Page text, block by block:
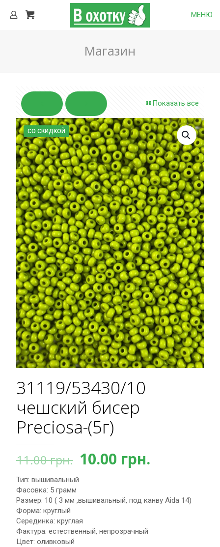
МЕНЮ
Магазин
Показать все
СО СКИДКОЙ
31119/53430/10
чешский бисер
Preciosa-(5г)
11.00грн. Первоначальная
11.00 грн..
10.00 грн.
Тип: вышивальный
Фасовка: 5 грамм
Размер: 10 ( 3 мм ,вышивальный, под канву Aida 14)
Форма: круглый
Серединка: круглая
Фактура: естественный, непрозрачный
Цвет: оливковый